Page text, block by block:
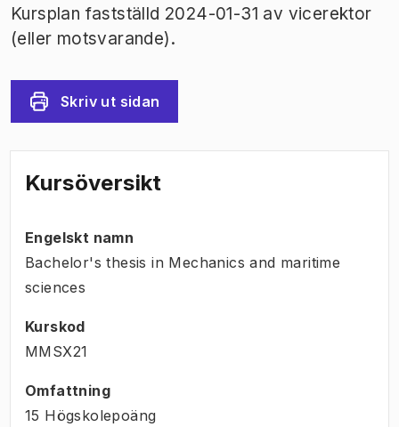
Kursplan fastställd 2024-01-31 av vicerektor
(eller motsvarande).
Skriv ut sidan
Kursöversikt
Engelskt namn
Bachelor's thesis in Mechanics and maritime
sciences
Kurskod
MMSX21
Omfattning
15 Högskolepoäng